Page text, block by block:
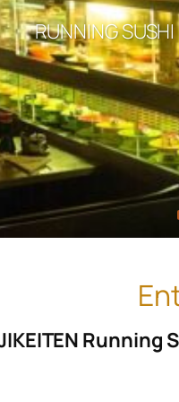
RUNNING